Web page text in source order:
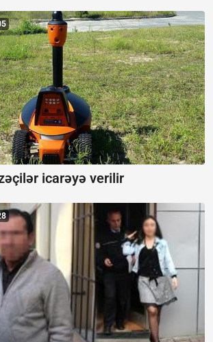
icarəyə verilir